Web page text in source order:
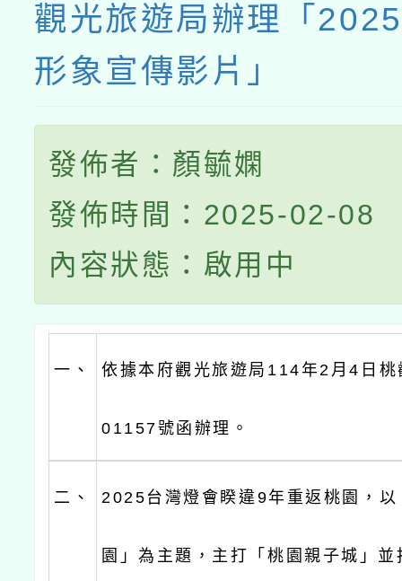
觀光旅遊局辦理「
形象宣傳影片」
發佈者：顏毓嫻
發佈時間：2025-02-08
內容狀態：啟用中
一、 依據本府觀光旅遊局114年2月4日
01157號函辦理。
二、 2025台灣燈會睽違9年重返桃園，以
園」為主題，主打「桃園親子城」